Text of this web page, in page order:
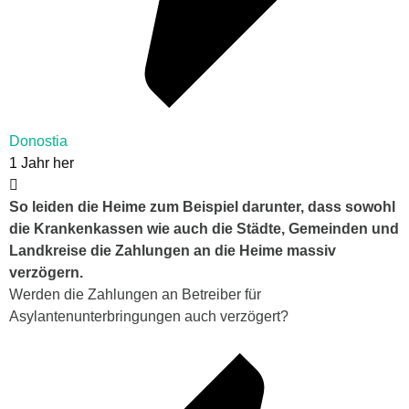
Donostia
1 Jahr her
So leiden die Heime zum Beispiel darunter, dass sowohl
die Krankenkassen wie auch die Städte, Gemeinden und
Landkreise die Zahlungen an die Heime massiv
verzögern.
Werden die Zahlungen an Betreiber für
Asylantenunterbringungen auch verzögert?